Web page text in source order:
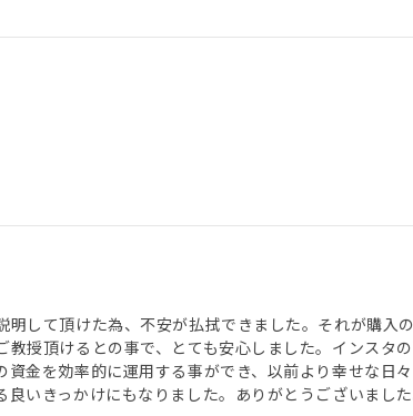
して頂けた為、不安が払拭できました。それが購入の
授頂けるとの事で、とても安心しました。インスタ
金を効率的に運用する事ができ、以前より幸せな日
いきっかけにもなりました。ありがとうございました